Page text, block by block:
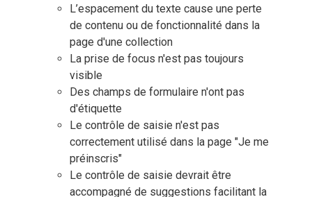
L’espacement du texte cause une perte
de contenu ou de fonctionnalité dans la
page d'une collection
La prise de focus n'est pas toujours
visible
Des champs de formulaire n'ont pas
d'étiquette
Le contrôle de saisie n'est pas
correctement utilisé dans la page "Je me
préinscris"
Le contrôle de saisie devrait être
accompagné de suggestions facilitant la